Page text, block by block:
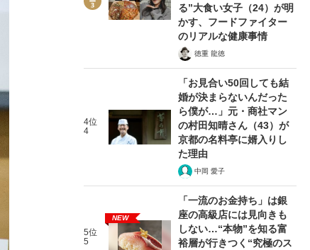
る”大食い女子（24）が明
かす、フードファイター
のリアルな健康事情
徳重 龍徳
4位
4
「お見合い50回しても結
婚が決まらないんだった
ら僕が…」元・商社マン
の村田知晴さん（43）が
京都の名料亭に婿入りし
た理由
中岡 愛子
5位
5
NEW
「一流のお金持ち」は銀
座の高級店には見向きも
しない…“本物”を知る富
裕層が行きつく“究極のス